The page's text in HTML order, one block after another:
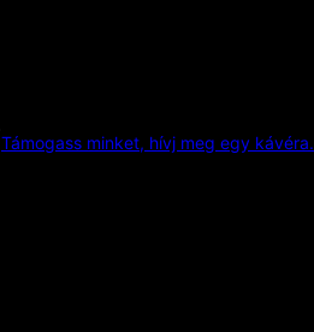
Támogass minket, hívj meg egy kávéra.